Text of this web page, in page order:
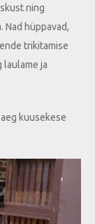
ning
Nad hüppavad,
trikitamise
laulame ja
kuusekese